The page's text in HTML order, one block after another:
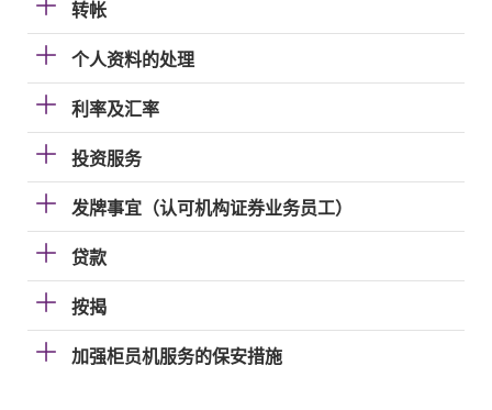
转帐
个人资料的处理
利率及汇率
投资服务
发牌事宜（认可机构证券业务员工）
贷款
按揭
加强柜员机服务的保安措施